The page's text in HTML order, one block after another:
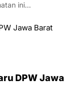
ini…
DPW Jawa